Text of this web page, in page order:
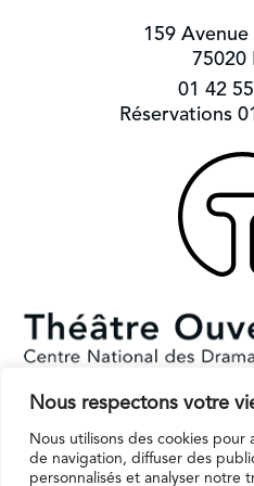
Nous respectons votre
Nous utilisons des cookies
de navigation, diffuser des
personnalisés et analyser notre
159
75020
01 42
Réservations
Subventionné par le Ministère
Il reçoit le soutien de la région